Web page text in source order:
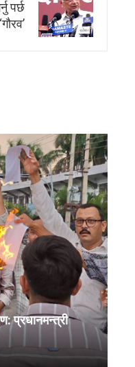
पर्छ
प्रधानमन्त्री